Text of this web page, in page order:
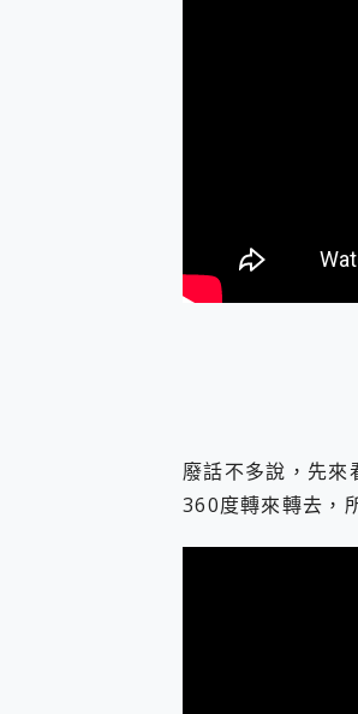
小
外
DJI
小
百
超
自
飛
是
動
好玩
25種
3
廢話不多說，先
360度轉來轉去，